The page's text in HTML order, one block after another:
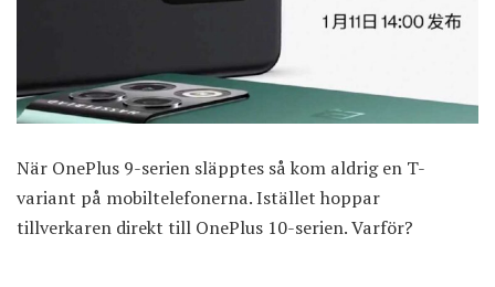
När OnePlus 9-serien släpptes så kom aldrig en T-
variant på mobiltelefonerna. Istället hoppar
tillverkaren direkt till OnePlus 10-serien. Varför?